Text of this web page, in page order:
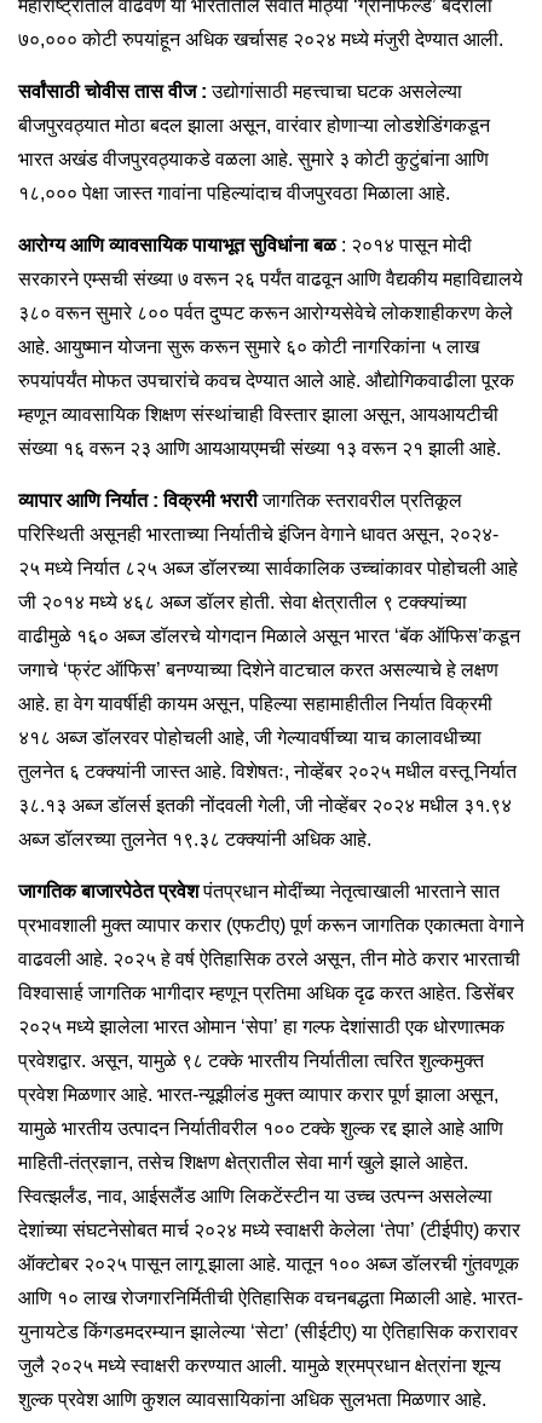
महाराष्ट्रातील वाढवण या भारतातील सर्वात मोठ्या ‘ग्रीनफिल्ड’ बंदराला
७०,००० कोटी रुपयांहून अधिक खर्चासह २०२४ मध्ये मंजुरी देण्यात आली.
सर्वांसाठी चोवीस तास वीज :उद्योगांसाठी महत्त्वाचा घटक असलेल्या
बीजपुरवठ्यात मोठा बदल झाला असून, वारंवार होणाऱ्या लोडशेडिंगकडून
भारत अखंड वीजपुरवठ्याकडे वळला आहे. सुमारे ३ कोटी कुटुंबांना आणि
१८,००० पेक्षा जास्त गावांना पहिल्यांदाच वीजपुरवठा मिळाला आहे.
आरोग्य आणि व्यावसायिक पायाभूत सुविधांना बळ: २०१४ पासून मोदी
सरकारने एम्सची संख्या ७ वरून २६ पर्यंत वाढवून आणि वैद्यकीय महाविद्यालये
३८० वरून सुमारे ८०० पर्वत दुप्पट करून आरोग्यसेवेचे लोकशाहीकरण केले
आहे. आयुष्मान योजना सुरू करून सुमारे ६० कोटी नागरिकांना ५ लाख
रुपयांपर्यंत मोफत उपचारांचे कवच देण्यात आले आहे. औद्योगिकवाढीला पूरक
म्हणून व्यावसायिक शिक्षण संस्थांचाही विस्तार झाला असून, आयआयटीची
संख्या १६ वरून २३ आणि आयआयएमची संख्या १३ वरून २१ झाली आहे.
व्यापार आणि निर्यात : विक्रमी भरारीजागतिक स्तरावरील प्रतिकूल
परिस्थिती असूनही भारताच्या निर्यातीचे इंजिन वेगाने धावत असून, २०२४-
२५ मध्ये निर्यात ८२५ अब्ज डॉलरच्या सार्वकालिक उच्चांकावर पोहोचली आहे
जी २०१४ मध्ये ४६८ अब्ज डॉलर होती. सेवा क्षेत्रातील ९ टक्क्यांच्या
वाढीमुळे १६० अब्ज डॉलरचे योगदान मिळाले असून भारत ‘बॅक ऑफिस’कडून
जगाचे ‘फ्रंट ऑफिस’ बनण्याच्या दिशेने वाटचाल करत असल्याचे हे लक्षण
आहे. हा वेग यावर्षीही कायम असून, पहिल्या सहामाहीतील निर्यात विक्रमी
४१८ अब्ज डॉलरवर पोहोचली आहे, जी गेल्यावर्षीच्या याच कालावधीच्या
तुलनेत ६ टक्क्यांनी जास्त आहे. विशेषतः, नोव्हेंबर २०२५ मधील वस्तू निर्यात
३८.१३ अब्ज डॉलर्स इतकी नोंदवली गेली, जी नोव्हेंबर २०२४ मधील ३१.९४
अब्ज डॉलरच्या तुलनेत १९.३८ टक्क्यांनी अधिक आहे.
जागतिक बाजारपेठेत प्रवेशपंतप्रधान मोदींच्या नेतृत्वाखाली भारताने सात
प्रभावशाली मुक्त व्यापार करार (एफटीए) पूर्ण करून जागतिक एकात्मता वेगाने
वाढवली आहे. २०२५ हे वर्ष ऐतिहासिक ठरले असून, तीन मोठे करार भारताची
विश्वासार्ह जागतिक भागीदार म्हणून प्रतिमा अधिक दृढ करत आहेत. डिसेंबर
२०२५ मध्ये झालेला भारत ओमान ‘सेपा’ हा गल्फ देशांसाठी एक धोरणात्मक
प्रवेशद्वार. असून, यामुळे ९८ टक्के भारतीय निर्यातीला त्वरित शुल्कमुक्त
प्रवेश मिळणार आहे. भारत-न्यूझीलंड मुक्त व्यापार करार पूर्ण झाला असून,
यामुळे भारतीय उत्पादन निर्यातीवरील १०० टक्के शुल्क रद्द झाले आहे आणि
माहिती-तंत्रज्ञान, तसेच शिक्षण क्षेत्रातील सेवा मार्ग खुले झाले आहेत.
स्वित्झर्लंड, नाव, आईसलैंड आणि लिकटेंस्टीन या उच्च उत्पन्न असलेल्या
देशांच्या संघटनेसोबत मार्च २०२४ मध्ये स्वाक्षरी केलेला ‘तेपा’ (टीईपीए) करार
ऑक्टोबर २०२५ पासून लागू झाला आहे. यातून १०० अब्ज डॉलरची गुंतवणूक
आणि १० लाख रोजगारनिर्मितीची ऐतिहासिक वचनबद्धता मिळाली आहे. भारत-
युनायटेड किंगडमदरम्यान झालेल्या ‘सेटा’ (सीईटीए) या ऐतिहासिक करारावर
जुलै २०२५ मध्ये स्वाक्षरी करण्यात आली. यामुळे श्रमप्रधान क्षेत्रांना शून्य
शुल्क प्रवेश आणि कुशल व्यावसायिकांना अधिक सुलभता मिळणार आहे.